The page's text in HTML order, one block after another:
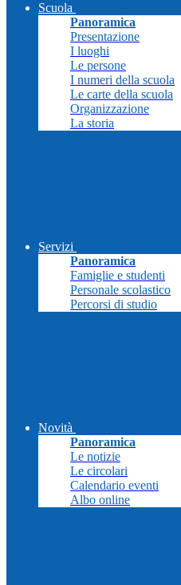
Scuola
Panoramica
Presentazione
I luoghi
Le persone
I numeri della scuola
Le carte della scuola
Organizzazione
La storia
Servizi
Panoramica
Famiglie e studenti
Personale scolastico
Percorsi di studio
Novità
Panoramica
Le notizie
Le circolari
Calendario eventi
Albo online